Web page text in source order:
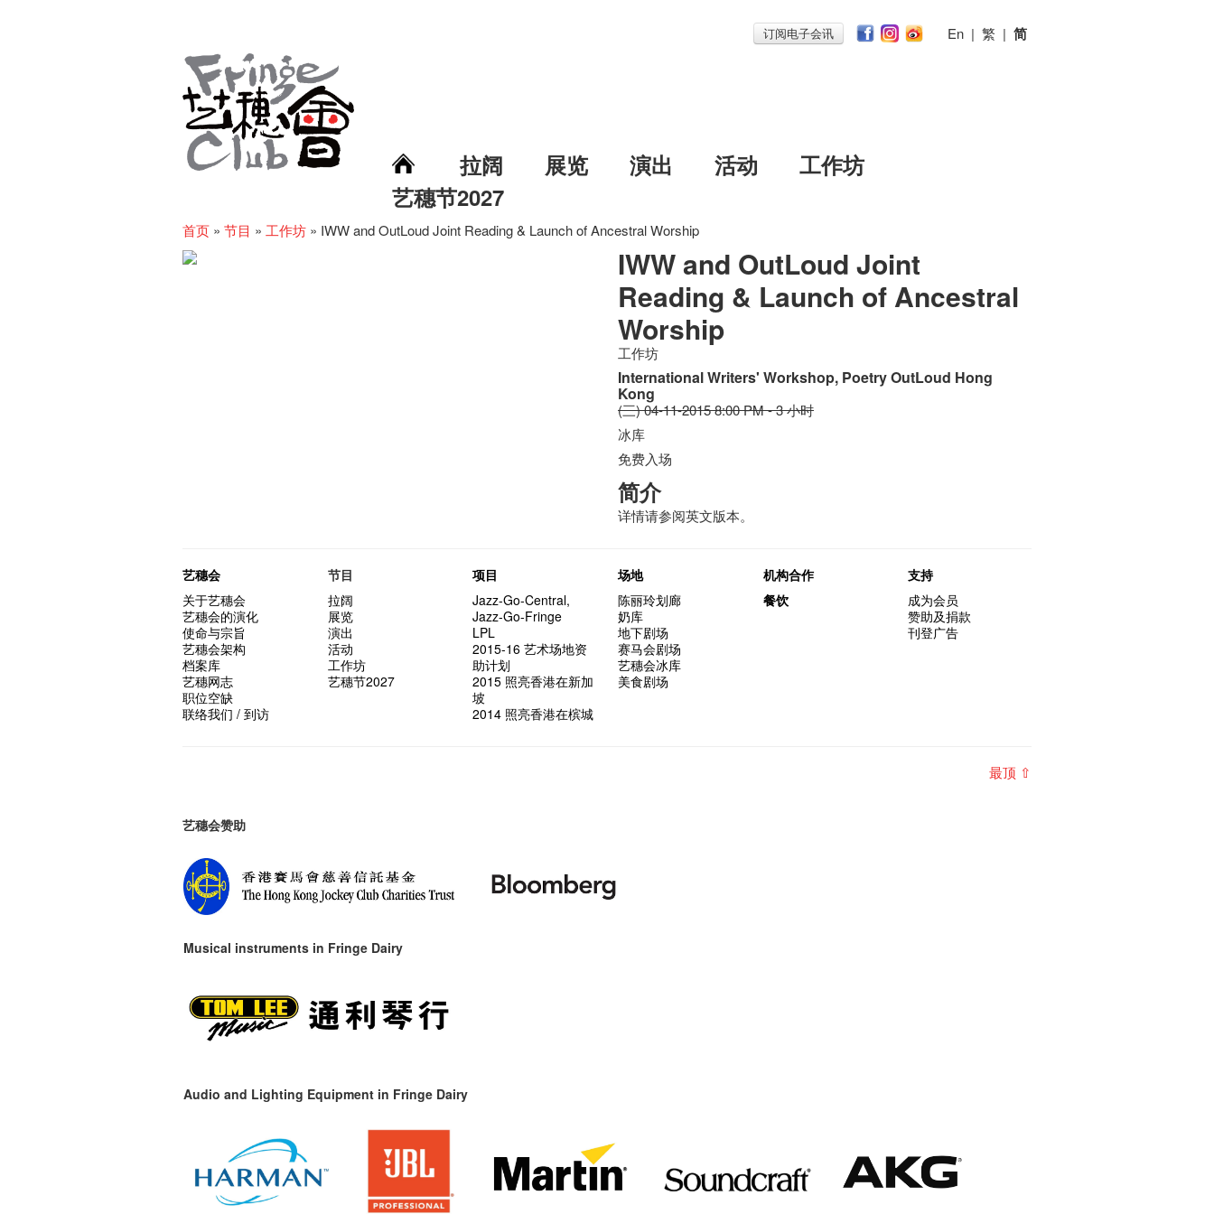
订阅电子会讯 En | 繁 | 简
拉阔 展览 演出 活动
工作坊
艺穗节2027
首页 » 节目 » 工作坊 » IWW and OutLoud Joint Reading & Launch of Ancestral Worship
IWW and OutLoud Joint
Reading & Launch of Ancestral
Worship
工作坊
International Writers' Workshop, Poetry OutLoud Hong
Kong
(三) 04-11-2015 8:00 PM - 3 小时
冰库
免费入场
简介
详情请参阅英文版本。
艺穗会
关于艺穗会
艺穗会的演化
使命与宗旨
艺穗会架构
档案库
艺穗网志
职位空缺
联络我们 / 到访
节目
拉阔
展览
演出
活动
工作坊
艺穗节2027
项目
Jazz-Go-Central,
Jazz-Go-Fringe
LPL
2015-16 艺术场地资
助计划
2015 照亮香港在新加
坡
2014 照亮香港在槟城
场地
陈丽玲划廊
奶库
地下剧场
赛马会剧场
艺穗会冰库
美食剧场
机构合作
餐饮
支持
成为会员
赞助及捐款
刊登广告
最顶 ⇧
艺穗会赞助
Musical instruments in Fringe Dairy
Audio and Lighting Equipment in Fringe Dairy